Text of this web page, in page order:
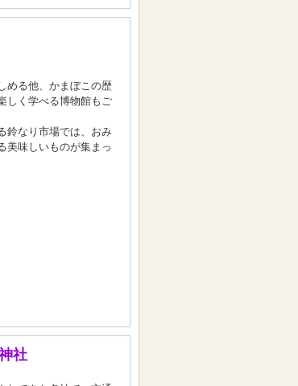
める他、かまぼこの歴
しく学べる博物館もご
鈴なり市場では、おみ
美味しいものが集まっ
社